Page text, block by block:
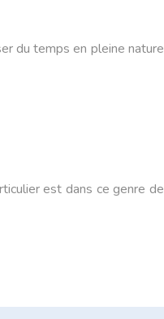
du temps en pleine nature
est dans ce genre de